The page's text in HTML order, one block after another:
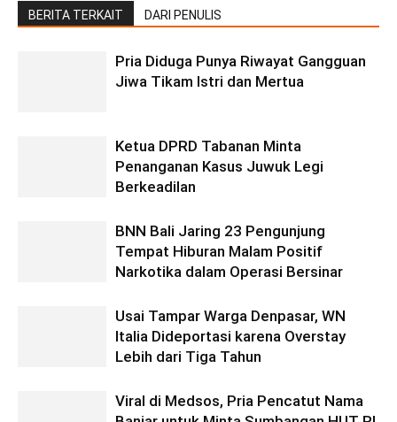
BERITA TERKAIT DARI PENULIS
Pria Diduga Punya Riwayat Gangguan
Jiwa Tikam Istri dan Mertua
Ketua DPRD Tabanan Minta
Penanganan Kasus Juwuk Legi
Berkeadilan
BNN Bali Jaring 23 Pengunjung
Tempat Hiburan Malam Positif
Narkotika dalam Operasi Bersinar
Usai Tampar Warga Denpasar, WN
Italia Dideportasi karena Overstay
Lebih dari Tiga Tahun
Viral di Medsos, Pria Pencatut Nama